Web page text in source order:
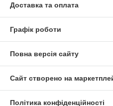
Доставка та оплата
Графік роботи
Повна версія сайту
Сайт створено на
Політика конфіденційності